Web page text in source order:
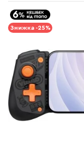
Знижка -25%